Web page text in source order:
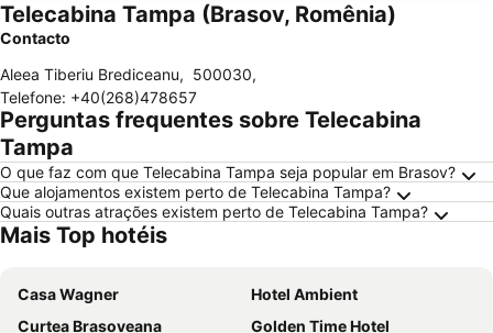
Telecabina Tampa (Brasov, Romênia)
Contacto
Aleea Tiberiu Brediceanu, 500030,
Telefone: +40(268)478657
Perguntas frequentes sobre Telecabina
Tampa
O que faz com que Telecabina Tampa seja popular em Brasov?
Que alojamentos existem perto de Telecabina Tampa?
Quais outras atrações existem perto de Telecabina Tampa?
Mais Top hotéis
Casa Wagner
Hotel Ambient
Curtea Brasoveana
Golden Time Hotel